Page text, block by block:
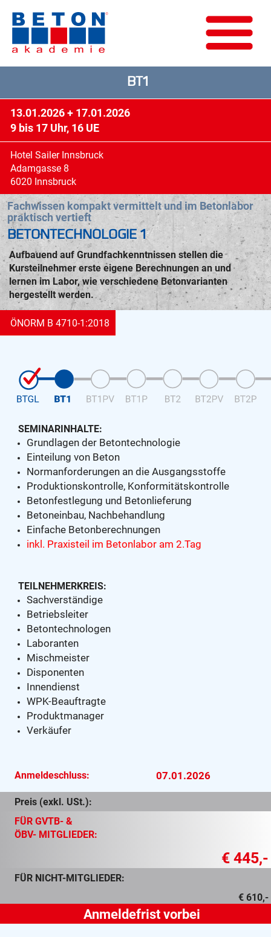
Fachwissen kompakt vermittelt und im Betonlabor
praktisch vertieft
BETONTECHNOLOGIE 1
Aufbauend auf Grundfachkenntnissen stellen die
Kursteilnehmer erste eigene Berechnungen an und
lernen im Labor, wie verschiedene Betonvarianten
hergestellt werden.
BT1
13.01.2026 + 17.01.2026
9 bis 17 Uhr, 16 UE
Hotel Sailer Innsbruck
Adamgasse 8
6020 Innsbruck
ÖNORM B 4710-1:2018
SEMINARINHALTE:
Grundlagen der Betontechnologie
Einteilung von Beton
Normanforderungen an die Ausgangsstoffe
Produktionskontrolle, Konformitätskontrolle
Betonfestlegung und Betonlieferung
Betoneinbau, Nachbehandlung
Einfache Betonberechnungen
inkl. Praxisteil im Betonlabor am 2.Tag
TEILNEHMERKREIS:
Sachverständige
Betriebsleiter
Betontechnologen
Laboranten
Mischmeister
Disponenten
Innendienst
WPK-Beauftragte
Produktmanager
Verkäufer
Anmeldeschluss: 07.01.2026
Preis (exkl. USt.):
FÜR GVTB- &
ÖBV- MITGLIEDER:
€ 445,-
FÜR NICHT-MITGLIEDER:
€ 610,-